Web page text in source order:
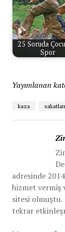
25 Soruda
Spor
Yayımlanan
kaza
adresinde
hizmet vermiş
sitesi olmuştu.
tekrar